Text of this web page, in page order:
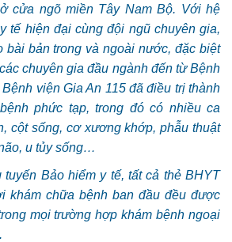
cửa ngõ miền Tây Nam Bộ. Với hệ
tế hiện đại cùng đội ngũ chuyên gia,
bài bản trong và ngoài nước, đặc biệt
chuyên gia đầu ngành đến từ Bệnh
viện Gia An 115 đã điều trị thành
phức tạp, trong đó có nhiều ca
cột sống, cơ xương khớp, phẫu thuật
u tủy sống…
tuyến Bảo hiểm y tế, tất cả thẻ BHYT
khám chữa bệnh ban đầu đều được
mọi trường hợp khám bệnh ngoại